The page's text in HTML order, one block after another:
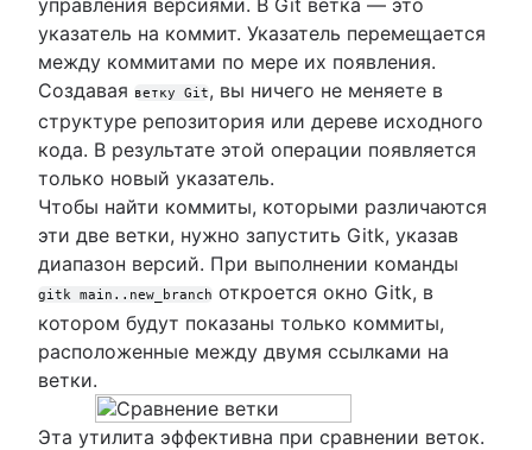
указатель на коммит. Указатель перемещается
между коммитами по мере их появления.
Создавая ветку Git, вы ничего не меняете в
структуре репозитория или дереве исходного
кода. В результате этой операции появляется
только новый указатель.
Чтобы найти коммиты, которыми различаются
эти две ветки, нужно запустить Gitk, указав
диапазон версий. При выполнении команды
gitk main..new_branch откроется окно Gitk, в
котором будут показаны только коммиты,
расположенные между двумя ссылками на
ветки.
Эта утилита эффективна при сравнении веток.